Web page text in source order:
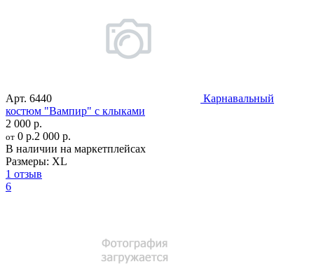
Арт. 6440
Карнавальный
костюм "Вампир" с клыками
2 000 р.
от 0 р.2 000 р.
В наличии на маркетплейсах
Размеры: XL
1 отзыв
6